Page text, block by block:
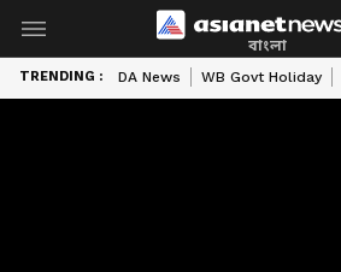
বাংলা
TRENDING : DA News WB Govt Holiday